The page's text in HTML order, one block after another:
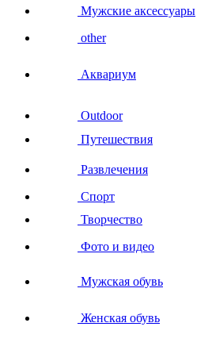
Мужские аксессуары
other
Аквариум
Outdoor
Путешествия
Развлечения
Спорт
Творчество
Фото и видео
Мужская обувь
Женская обувь